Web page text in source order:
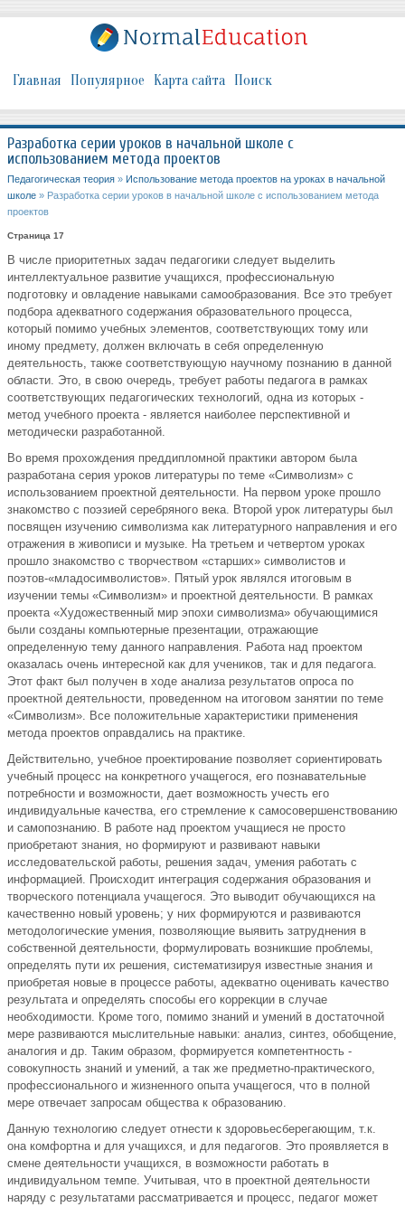
Главная Популярное Карта сайта Поиск
Разработка серии уроков в начальной школе с
использованием метода проектов
Педагогическая теория » Использование метода проектов на уроках в начальной
школе » Разработка серии уроков в начальной школе с использованием метода
проектов
Страница 17
В числе приоритетных задач педагогики следует выделить
интеллектуальное развитие учащихся, профессиональную
подготовку и овладение навыками самообразования. Все это требует
подбора адекватного содержания образовательного процесса,
который помимо учебных элементов, соответствующих тому или
иному предмету, должен включать в себя определенную
деятельность, также соответствующую научному познанию в данной
области. Это, в свою очередь, требует работы педагога в рамках
соответствующих педагогических технологий, одна из которых -
метод учебного проекта - является наиболее перспективной и
методически разработанной.
Во время прохождения преддипломной практики автором была
разработана серия уроков литературы по теме «Символизм» с
использованием проектной деятельности. На первом уроке прошло
знакомство с поэзией серебряного века. Второй урок литературы был
посвящен изучению символизма как литературного направления и его
отражения в живописи и музыке. На третьем и четвертом уроках
прошло знакомство с творчеством «старших» символистов и
поэтов-«младосимволистов». Пятый урок являлся итоговым в
изучении темы «Символизм» и проектной деятельности. В рамках
проекта «Художественный мир эпохи символизма» обучающимися
были созданы компьютерные презентации, отражающие
определенную тему данного направления. Работа над проектом
оказалась очень интересной как для учеников, так и для педагога.
Этот факт был получен в ходе анализа результатов опроса по
проектной деятельности, проведенном на итоговом занятии по теме
«Символизм». Все положительные характеристики применения
метода проектов оправдались на практике.
Действительно, учебное проектирование позволяет сориентировать
учебный процесс на конкретного учащегося, его познавательные
потребности и возможности, дает возможность учесть его
индивидуальные качества, его стремление к самосовершенствованию
и самопознанию. В работе над проектом учащиеся не просто
приобретают знания, но формируют и развивают навыки
исследовательской работы, решения задач, умения работать с
информацией. Происходит интеграция содержания образования и
творческого потенциала учащегося. Это выводит обучающихся на
качественно новый уровень; у них формируются и развиваются
методологические умения, позволяющие выявить затруднения в
собственной деятельности, формулировать возникшие проблемы,
определять пути их решения, систематизируя известные знания и
приобретая новые в процессе работы, адекватно оценивать качество
результата и определять способы его коррекции в случае
необходимости. Кроме того, помимо знаний и умений в достаточной
мере развиваются мыслительные навыки: анализ, синтез, обобщение,
аналогия и др. Таким образом, формируется компетентность -
совокупность знаний и умений, а так же предметно-практического,
профессионального и жизненного опыта учащегося, что в полной
мере отвечает запросам общества к образованию.
Данную технологию следует отнести к здоровьесберегающим, т.к.
она комфортна и для учащихся, и для педагогов. Это проявляется в
смене деятельности учащихся, в возможности работать в
индивидуальном темпе. Учитывая, что в проектной деятельности
наряду с результатами рассматривается и процесс, педагог может